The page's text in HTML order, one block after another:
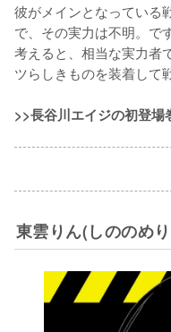
彼がメインとなっている
で、その実力は不明。で
考えると、相当な実力者
ツらしきものを装着して
>>長谷川エイジの初登場
東雲りん(しののめ